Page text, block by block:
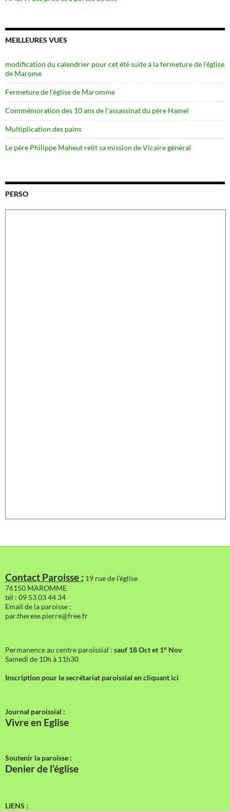
MEILLEURES VUES
modification du calendrier pour cet été suite à la fermeture de l’église
de Marome
Fermeture de l’église de Maromme
Commémoration des 10 ans de l’assassinat du père Hamel
Multiplication des pains
Le père Philippe Maheut relit sa mission de Vicaire général
PERSO
Contact Paroisse : 19 rue de l'église
76150 MAROMME
tél : 09 53 03 44 34
Email de la paroisse :
par.therese.pierre@free.fr
Permanence au centre paroissial : sauf 18 Oct et 1° Nov
Samedi de 10h à 11h30
Inscription pour le secrétariat paroissial en cliquant ici
Journal paroissial :
Vivre en Eglise
Soutenir la paroisse :
Denier de l’église
LIENS :